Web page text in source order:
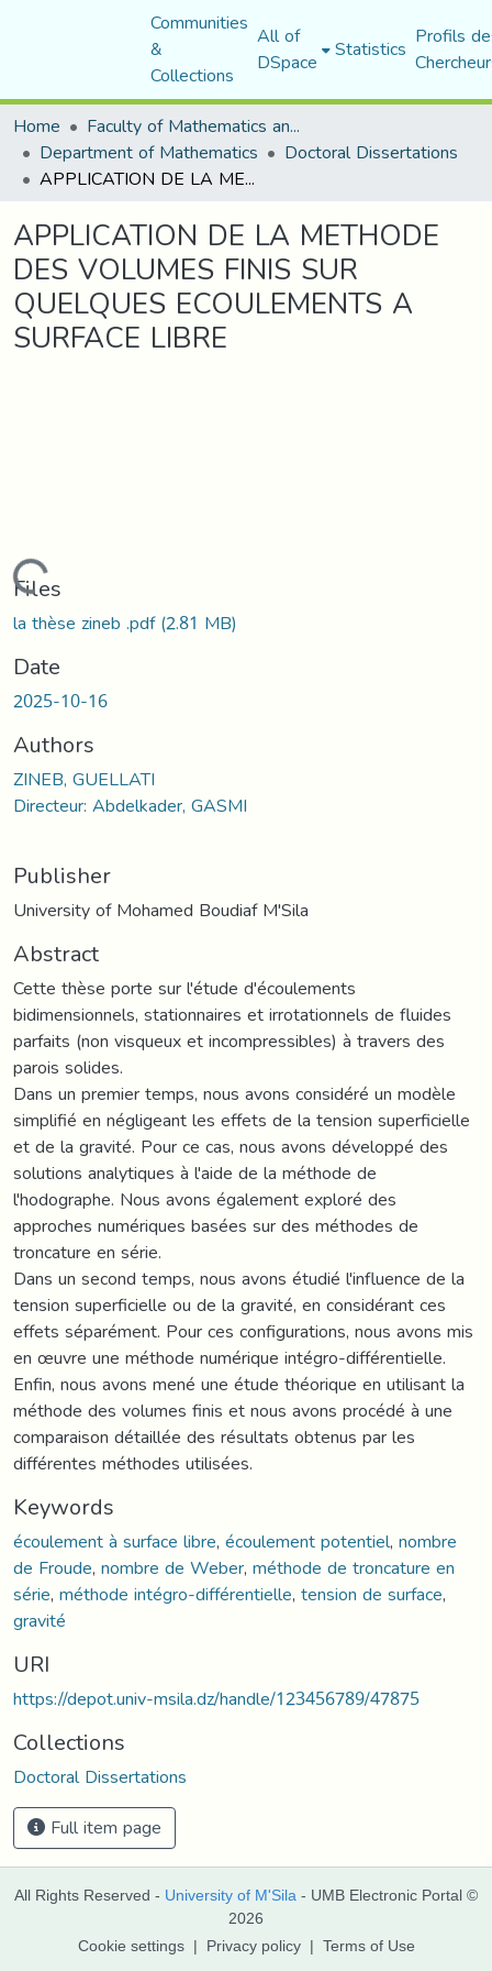
Communities
&
Collections
All of
DSpace Statistics Profils
Home
Faculty of Mathematics and Computer Science
Department of Mathematics Doctoral Dissertations
APPLICATION DE LA METHODE DES VOLUMES FINIS SUR QUELQUES ECOULEMENTS A SURFACE LIBRE
APPLICATION DE LA METHODE
DES VOLUMES FINIS SUR
QUELQUES ECOULEMENTS A
SURFACE LIBRE
Loading...
Files
la thèse zineb .pdf(2.81 MB)
Date
2025-10-16
Authors
ZINEB, GUELLATI
Directeur: Abdelkader, GASMI
Publisher
University of Mohamed Boudiaf M'Sila
Abstract
Cette thèse porte sur l'étude d'écoulements
bidimensionnels, stationnaires et irrotationnels de fluides
parfaits (non visqueux et incompressibles) à travers des
parois solides.
Dans un premier temps, nous avons considéré un modèle
simplifié en négligeant les effets de la tension superficielle
et de la gravité. Pour ce cas, nous avons développé des
solutions analytiques à l'aide de la méthode de
l'hodographe. Nous avons également exploré des
approches numériques basées sur des méthodes de
troncature en série.
Dans un second temps, nous avons étudié l'influence de la
tension superficielle ou de la gravité, en considérant ces
effets séparément. Pour ces configurations, nous avons mis
en œuvre une méthode numérique intégro-différentielle.
Enfin, nous avons mené une étude théorique en utilisant la
méthode des volumes finis et nous avons procédé à une
comparaison détaillée des résultats obtenus par les
différentes méthodes utilisées.
Keywords
écoulement à surface libre,écoulement potentiel,nombre
de Froude,nombre de Weber,méthode de troncature en
série,méthode intégro-différentielle,tension de surface,
gravité
URI
https://depot.univ-msila.dz/handle/123456789/47875
Collections
Doctoral Dissertations
Full item page
All Rights Reserved - University of M'Sila - UMB Electronic Portal ©
2026
Cookie settings | Privacy policy | Terms of Use